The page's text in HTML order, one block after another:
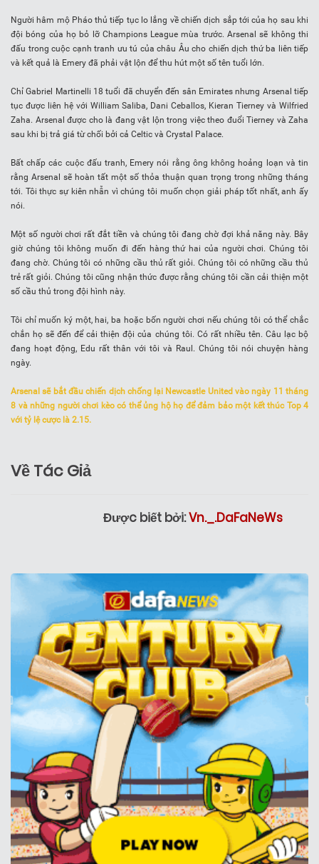
Người hâm mộ Pháo thủ tiếp tục lo lắng về chiến dịch sắp tới của họ sau khi
đội bóng của họ bỏ lỡ Champions League mùa trước. Arsenal sẽ không thi
đấu trong cuộc cạnh tranh ưu tú của châu Âu cho chiến dịch thứ ba liên tiếp
và kết quả là Emery đã phải vật lộn để thu hút một số tên tuổi lớn.
Chỉ Gabriel Martinelli 18 tuổi đã chuyển đến sân Emirates nhưng Arsenal tiếp
tục được liên hệ với William Saliba, Dani Ceballos, Kieran Tierney và Wilfried
Zaha. Arsenal được cho là đang vật lộn trong việc theo đuổi Tierney và Zaha
sau khi bị trả giá từ chối bởi cả Celtic và Crystal Palace.
Bất chấp các cuộc đấu tranh, Emery nói rằng ông không hoảng loạn và tin
rằng Arsenal sẽ hoàn tất một số thỏa thuận quan trọng trong những tháng
tới. Tôi thực sự kiên nhẫn vì chúng tôi muốn chọn giải pháp tốt nhất, anh ấy
nói.
Một số người chơi rất đắt tiền và chúng tôi đang chờ đợi khả năng này. Bây
giờ chúng tôi không muốn đi đến hàng thứ hai của người chơi. Chúng tôi
đang chờ. Chúng tôi có những cầu thủ rất giỏi. Chúng tôi có những cầu thủ
trẻ rất giỏi. Chúng tôi cũng nhận thức được rằng chúng tôi cần cải thiện một
số cầu thủ trong đội hình này.
Tôi chỉ muốn ký một, hai, ba hoặc bốn người chơi nếu chúng tôi có thể chắc
chắn họ sẽ đến để cải thiện đội của chúng tôi. Có rất nhiều tên. Câu lạc bộ
đang hoạt động, Edu rất thân với tôi và Raul. Chúng tôi nói chuyện hàng
ngày.
Arsenal sẽ bắt đầu chiến dịch chống lại Newcastle United vào ngày 11 tháng
8 và những người chơi kèo có thể ủng hộ họ để đảm bảo một kết thúc Top 4
với tỷ lệ cược là 2.15.
Về Tác Giả
Được biết bởi:Vn._.DaFaNeWs